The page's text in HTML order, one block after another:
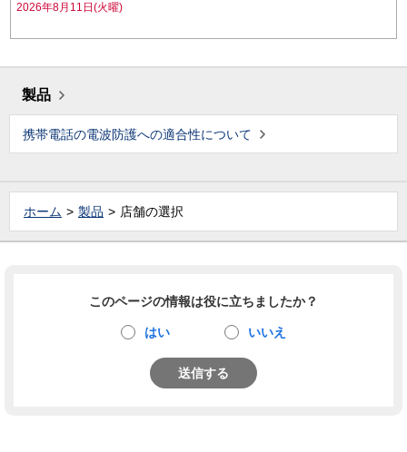
2026年8月11日(火曜)
製品
携帯電話の電波防護への適合性について
ホーム 製品 店舗の選択
このページの情報は役に立ちましたか？
はい いいえ
送信する